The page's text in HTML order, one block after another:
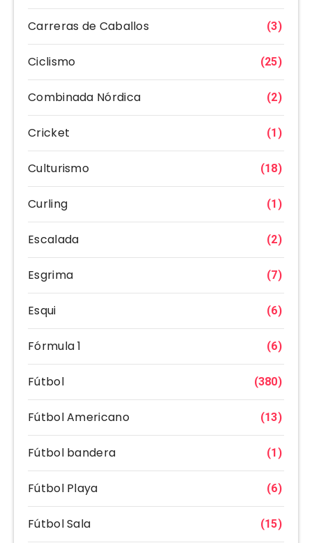
Carreras de Caballos (3)
Ciclismo (25)
Combinada Nórdica (2)
Cricket (1)
Culturismo (18)
Curling (1)
Escalada (2)
Esgrima (7)
Esqui (6)
Fórmula 1 (6)
Fútbol (380)
Fútbol Americano (13)
Fútbol bandera (1)
Fútbol Playa (6)
Fútbol Sala (15)